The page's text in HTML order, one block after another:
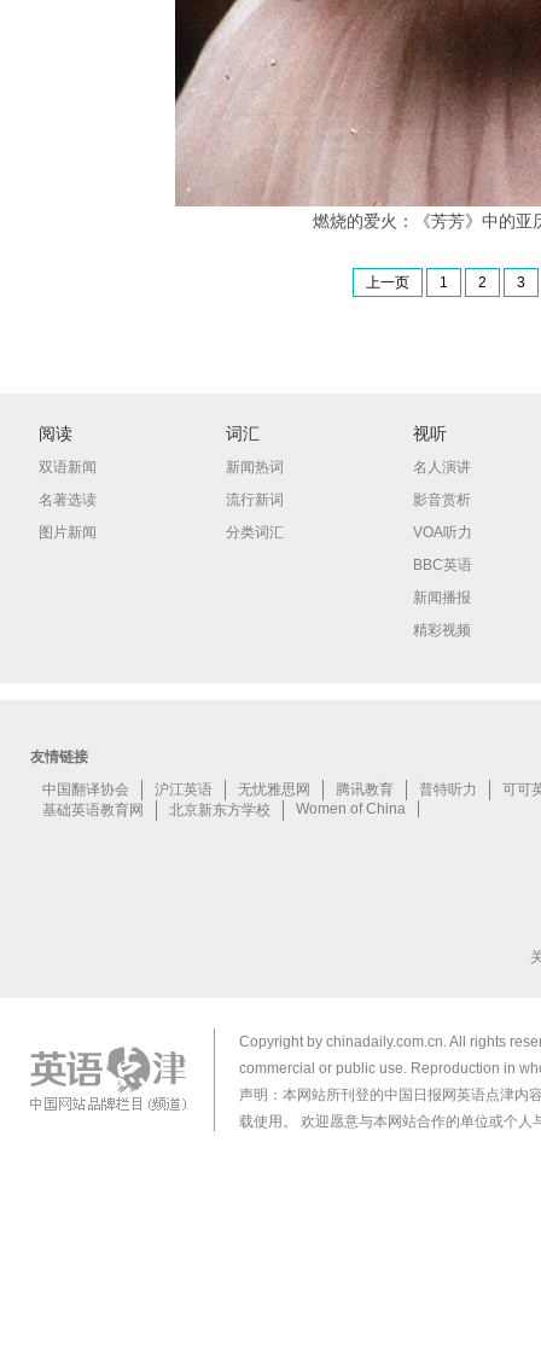
燃烧的爱火：《芳芳》中的亚
上一页 1 2 3
阅读
双语新闻
名著选读
图片新闻
词汇
新闻热词
流行新词
分类词汇
视听
名人演讲
影音赏析
VOA听力
BBC英语
新闻播报
精彩视频
Copyright by chinadaily.com.cn. All rights
commercial or public use. Reproduction in
声明：本网站所刊登的中国日报网英语点津内
载使用。 欢迎愿意与本网站合作的单位或个人